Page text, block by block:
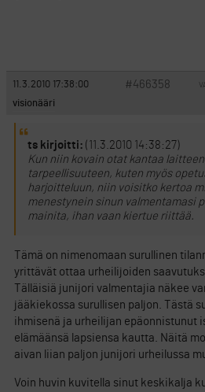
11.3.2010 17:38:00 #466358
visionääri
ts kirjoitti: (11.3.2010 14:38:27)
Kun niin kovain otat kantaa
tarpeellisuuteen, kuten myös
harjoitteluun, niin voisitko kertoa
menestynein sinun valmentamasi
mainita, ihan vaan kiertue riittää.
Tämä on nimenomaan surullinen
yrittävät ottaa urheilijoiden
Tälläisiä junijori valmentajia näkee
jääkiekossa surullisen paljon. Tästä
ihmisenä ja urheilijan epäonnistunut
elämäänsä lapsiensa kautta. Näitä
aivan liian paljon junijori urheilussa
Voin huvin kuvitella sinut keskikalja